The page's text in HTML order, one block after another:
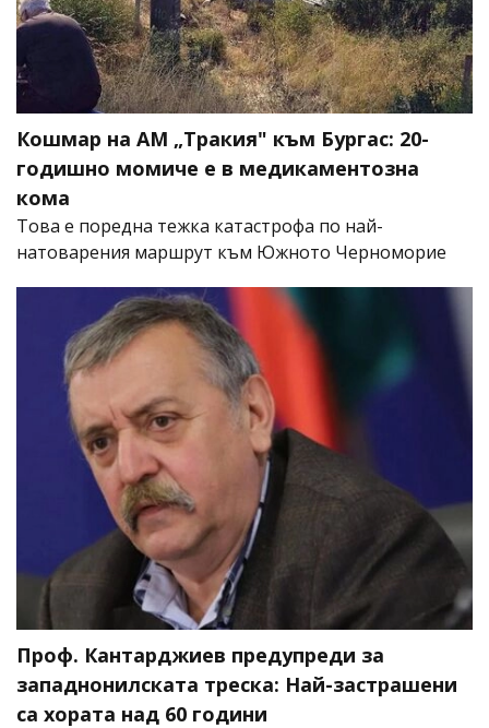
Кошмар на АМ „Тракия" към Бургас: 20-
годишно момиче е в медикаментозна
кома
Това е поредна тежка катастрофа по най-
натоварения маршрут към Южното Черноморие
Проф. Кантарджиев предупреди за
западнонилската треска: Най-застрашени
са хората над 60 години